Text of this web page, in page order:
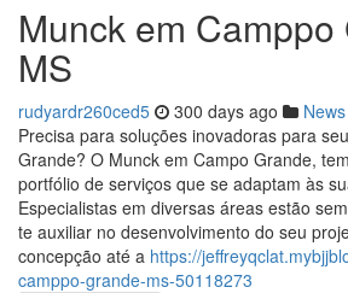
Munck em Camppo
MS
rudyardr260ced5 300 days ago News
Precisa para soluções inovadoras para
Grande? O Munck em Campo Grande,
portfólio de serviços que se adaptam às
Especialistas em diversas áreas estão
te auxiliar no desenvolvimento do seu
concepção até a https://
camppo-grande-ms-50118273